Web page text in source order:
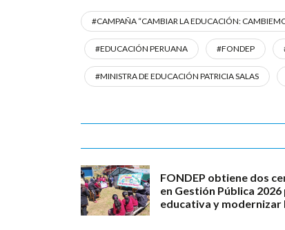
#CAMPAÑA “CAMBIAR LA EDUCACIÓN:
#EDUCACIÓN PERUANA #FONDEP
#MINISTRA DE EDUCACIÓN PATRICIA SALAS
FONDEP obtiene dos
en Gestión Pública
educativa y modernizar